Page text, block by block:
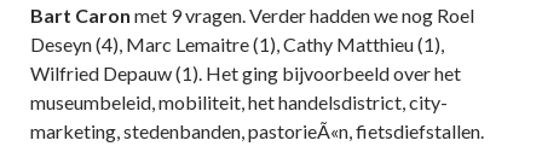
Bart Caron met 9 vragen. Verder hadden we nog Roel
Deseyn (4), Marc Lemaitre (1), Cathy Matthieu (1),
Wilfried Depauw (1). Het ging bijvoorbeeld over het
museumbeleid, mobiliteit, het handelsdistrict, city-
marketing, stedenbanden, pastorieÃ«n, fietsdiefstallen.